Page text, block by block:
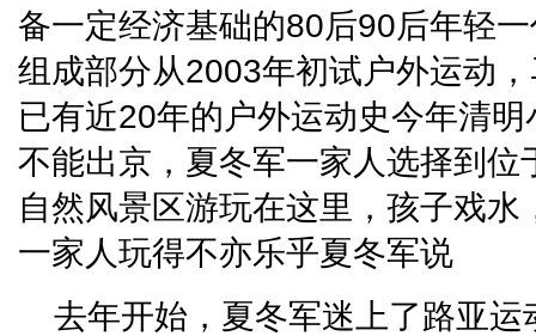
备一定经济基础的80后90后年轻
组成部分从2003年初试户外运动
已有近20年的户外运动史今年清
不能出京，夏冬军一家人选择到位
自然风景区游玩在这里，孩子戏
一家人玩得不亦乐乎夏冬军说
去年开始，夏冬军迷上了路亚